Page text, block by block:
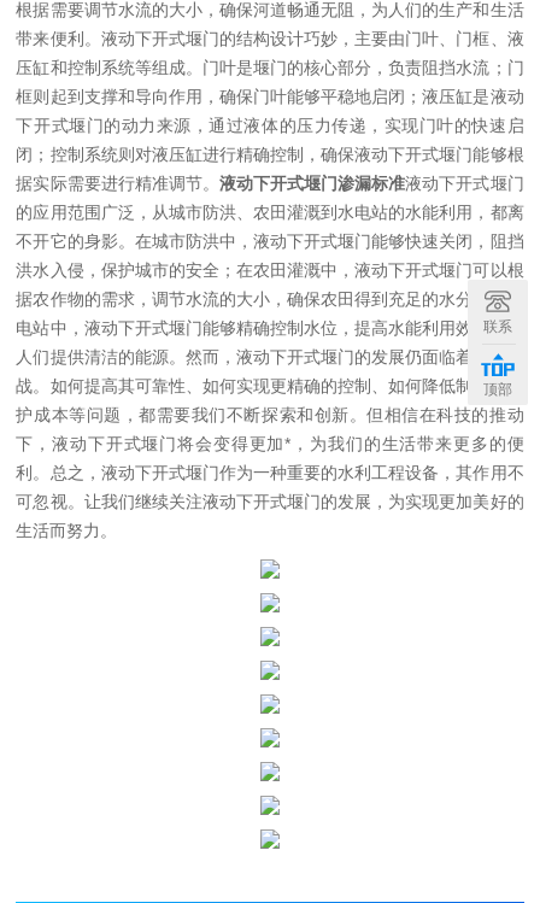
根据需要调节水流的大小，确保河道畅通无阻，为人们的生产和生活
带来便利。液动下开式堰门的结构设计巧妙，主要由门叶、门框、液
压缸和控制系统等组成。门叶是堰门的核心部分，负责阻挡水流；门
框则起到支撑和导向作用，确保门叶能够平稳地启闭；液压缸是液动
下开式堰门的动力来源，通过液体的压力传递，实现门叶的快速启
闭；控制系统则对液压缸进行精确控制，确保液动下开式堰门能够根
据实际需要进行精准调节。 液动下开式堰门渗漏标准液动下开式堰门
的应用范围广泛，从城市防洪、农田灌溉到水电站的水能利用，都离
不开它的身影。在城市防洪中，液动下开式堰门能够快速关闭，阻挡
洪水入侵，保护城市的安全；在农田灌溉中，液动下开式堰门可以根
据农作物的需求，调节水流的大小，确保农田得到充足的水分；在水
电站中，液动下开式堰门能够精确控制水位，提高水能利用效率，为
人们提供清洁的能源。然而，液动下开式堰门的发展仍面临着诸多挑
战。如何提高其可靠性、如何实现更精确的控制、如何降低制造和维
护成本等问题，都需要我们不断探索和创新。但相信在科技的推动
下，液动下开式堰门将会变得更加*，为我们的生活带来更多的便
利。总之，液动下开式堰门作为一种重要的水利工程设备，其作用不
可忽视。让我们继续关注液动下开式堰门的发展，为实现更加美好的
生活而努力。
联系
顶部